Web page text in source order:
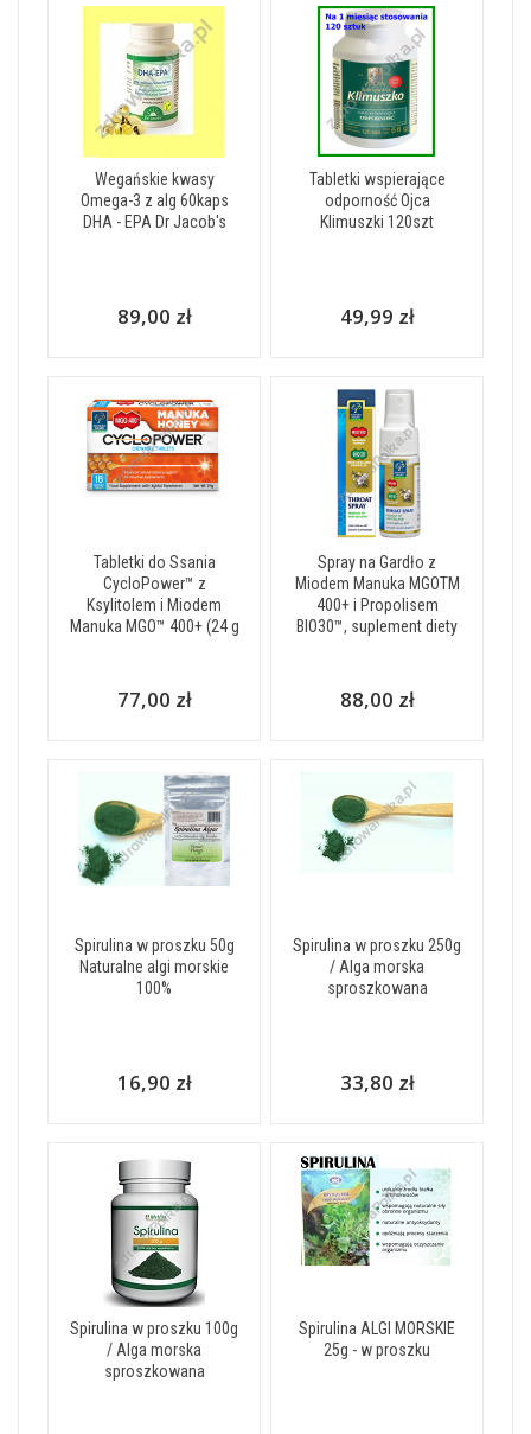
Wegańskie kwasy
Omega-3 z alg 60kaps
DHA - EPA Dr Jacob's
89,00 zł
Tabletki wspierające
odporność Ojca
Klimuszki 120szt
49,99 zł
Tabletki do Ssania
CycloPower™ z
Ksylitolem i Miodem
Manuka MGO™ 400+ (24 g
77,00 zł
Spray na Gardło z
Miodem Manuka MGOTM
400+ i Propolisem
BIO30™, suplement diety
88,00 zł
Spirulina w proszku 50g
Naturalne algi morskie
100%
16,90 zł
Spirulina w proszku 250g
/ Alga morska
sproszkowana
33,80 zł
Spirulina w proszku 100g
/ Alga morska
sproszkowana
Spirulina ALGI MORSKIE
25g - w proszku